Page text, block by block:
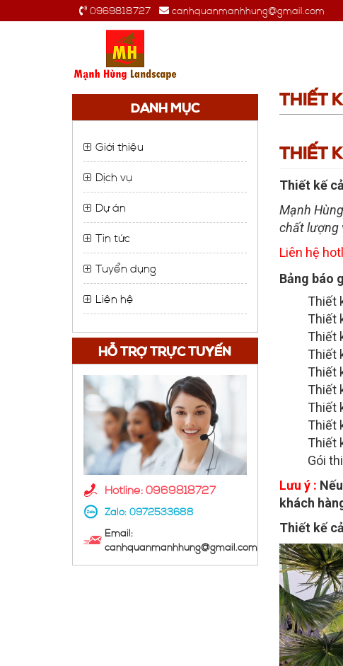
0969818727 canhquanmanhhung@gmail.com
DANH MỤC
Giới thiệu
Dịch vụ
Dự án
Tin tức
Tuyển dụng
Liên hệ
HỖ TRỢ TRỰC TUYẾN
Hotline: 0969818727
Zalo:0972533688
Email:
canhquanmanhhung@gmail.com
THIẾT
THIẾT
Thiết kế
Mạnh
chất lượng
Liên hệ
Bảng báo
Thiết
Thiết
Thiết
Thiết
Thiết
Thiết
Thiết
Thiết
Thiết
Gói
Lưu ý :
khách
Thiết kế